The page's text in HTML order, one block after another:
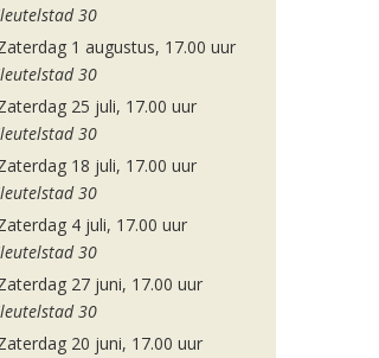
30
1 augustus, 17.00 uur
30
25 juli, 17.00 uur
30
18 juli, 17.00 uur
30
4 juli, 17.00 uur
30
27 juni, 17.00 uur
30
20 juni, 17.00 uur